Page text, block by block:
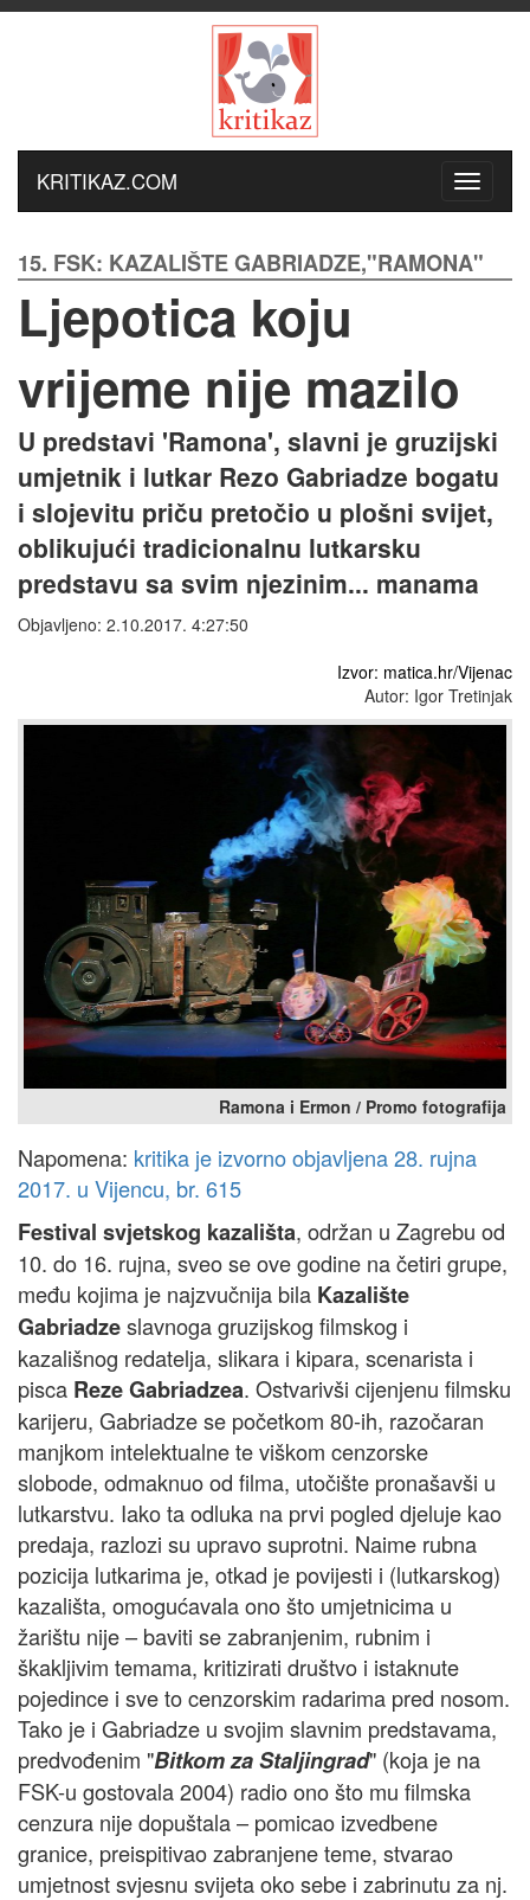
KRITIKAZ.COM
15. FSK: KAZALIŠTE GABRIADZE,"RAMONA"
Ljepotica koju
vrijeme nije mazilo
U predstavi 'Ramona', slavni je gruzijski
umjetnik i lutkar Rezo Gabriadze bogatu
i slojevitu priču pretočio u plošni svijet,
oblikujući tradicionalnu lutkarsku
predstavu sa svim njezinim... manama
Objavljeno: 2.10.2017. 4:27:50
Izvor: matica.hr/Vijenac
Autor: Igor Tretinjak
Ramona i Ermon / Promo fotografija
Napomena: kritika je izvorno objavljena 28. rujna
2017. u Vijencu, br. 615
Festival svjetskog kazališta, održan u Zagrebu od
10. do 16. rujna, sveo se ove godine na četiri grupe,
među kojima je najzvučnija bila Kazalište
Gabriadzeslavnoga gruzijskog filmskog i
kazališnog redatelja, slikara i kipara, scenarista i
pisca Reze Gabriadzea. Ostvarivši cijenjenu filmsku
karijeru, Gabriadze se početkom 80-ih, razočaran
manjkom intelektualne te viškom cenzorske
slobode, odmaknuo od filma, utočište pronašavši u
lutkarstvu. Iako ta odluka na prvi pogled djeluje kao
predaja, razlozi su upravo suprotni. Naime rubna
pozicija lutkarima je, otkad je povijesti i (lutkarskog)
kazališta, omogućavala ono što umjetnicima u
žarištu nije – baviti se zabranjenim, rubnim i
škakljivim temama, kritizirati društvo i istaknute
pojedince i sve to cenzorskim radarima pred nosom.
Tako je i Gabriadze u svojim slavnim predstavama,
predvođenim "Bitkom za Staljingrad" (koja je na
FSK-u gostovala 2004) radio ono što mu filmska
cenzura nije dopuštala – pomicao izvedbene
granice, preispitivao zabranjene teme, stvarao
umjetnost svjesnu svijeta oko sebe i zabrinutu za nj.